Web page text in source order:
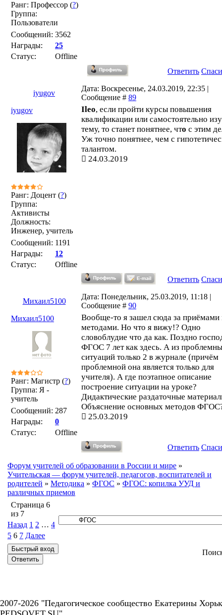
Ранг: Профессор (?)
Группа:
Пользователи
Сообщений: 3562
Награды:
25
Статус:
Offline
Ответить
iyugov
Дата: Воскресенье, 24.03.2019, 22:35 |
Сообщение # 89
iyugov
Ранг: Доцент (?)
Группа:
Активисты
Должность:
Инженер, учитель
Сообщений: 1191
Награды:
12
Статус:
Offline
Ileo, если пройти курсы повышения
квалификации или самостоятельно
тему, то станет понятнее, что с этим
Уж точно понятнее, чем с
талантом.
24.03.2019
Ответить
Михаил5100
Дата: Понедельник, 25.03.2019, 11:18 |
Сообщение # 90
Михаил5100
Ранг: Магистр (?)
Группа: Я -
учитель
Сообщений: 287
Награды:
0
Статус:
Offline
Вообще-то я зашел сюда за приёмами
методами. Но что я вижу!? Одно
словоблудие что да как. Поздно
ФГОС 7 лет как здесь. А из
ситуаций только 2 в журнале (причём
проблемной она является только для
учителя). А где поэтапное описание
построение ситуации на уроке?
Дидактические раздаточные
Объяснение основных методов
25.03.2019
Ответить
Форум учителей об образовании в России и мире »
Учительская — форум учителей, педагогов, воспитателей и
родителей » Методика » ФГОС » ФГОС: копилка УУД и
различных приемов
Страница 6
из 7
Назад 1 2 … 4
5 6 7 Далее
2007-2026 "Педагогическое сообщество Екатерины